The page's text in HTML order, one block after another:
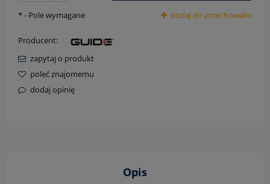
dodaj do przechowalni
*- Pole wymagane
Producent:
zapytaj o produkt
poleć znajomemu
dodaj opinię
Opis